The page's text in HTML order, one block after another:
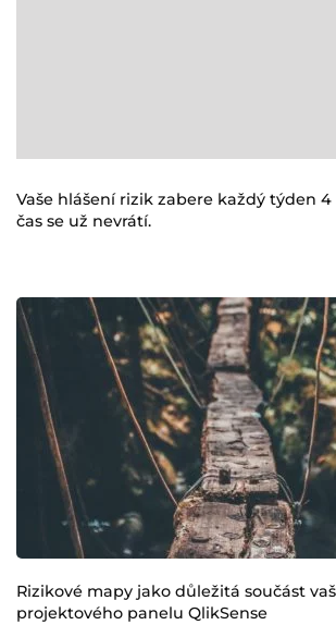
Vaše hlášení rizik zabere každý týden
čas se už nevrátí.
Rizikové mapy jako důležitá součást
projektového panelu QlikSense